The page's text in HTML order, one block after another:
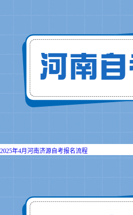
2025年4月河南济源自考报名流程